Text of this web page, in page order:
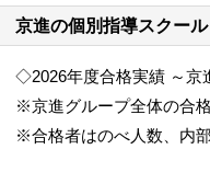
京進の個別指導スクー
◇2026年度合格実績 ～
※京進グループ全体の合
※合格者はのべ人数、内